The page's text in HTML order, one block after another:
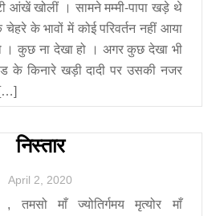
आंखें खोलीं । सामने मम्मी-पापा खड़े थे
के भावों में कोई परिवर्तन नहीं आया
। कुछ ना देखा हो । अगर कुछ देखा भी
के किनारे खड़ी दादी पर उसकी नजर
निस्तार
April 2 2020
तमसो माँ ज्योतिर्गमय मृत्योर माँ